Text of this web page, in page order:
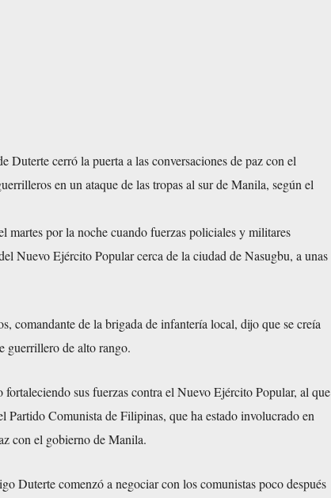
Duterte cerró la puerta a las conversaciones de paz con el
en un ataque de las tropas al sur de Manila, según el
martes por la noche cuando fuerzas policiales y militares
Nuevo Ejército Popular cerca de la ciudad de Nasugbu, a unas
comandante de la brigada de infantería local, dijo que se creía
guerrillero de alto rango.
fortaleciendo sus fuerzas contra el Nuevo Ejército Popular, al que
Partido Comunista de Filipinas, que ha estado involucrado en
con el gobierno de Manila.
Duterte comenzó a negociar con los comunistas poco después